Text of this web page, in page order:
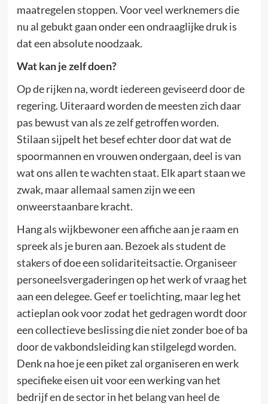
maatregelen stoppen. Voor veel werknemers die
nu al gebukt gaan onder een ondraaglijke druk is
dat een absolute noodzaak.
Wat kan je zelf doen?
Op de rijken na, wordt iedereen geviseerd door de
regering. Uiteraard worden de meesten zich daar
pas bewust van als ze zelf getroffen worden.
Stilaan sijpelt het besef echter door dat wat de
spoormannen en vrouwen ondergaan, deel is van
wat ons allen te wachten staat. Elk apart staan we
zwak, maar allemaal samen zijn we een
onweerstaanbare kracht.
Hang als wijkbewoner een affiche aan je raam en
spreek als je buren aan. Bezoek als student de
stakers of doe een solidariteitsactie. Organiseer
personeelsvergaderingen op het werk of vraag het
aan een delegee. Geef er toelichting, maar leg het
actieplan ook voor zodat het gedragen wordt door
een collectieve beslissing die niet zonder boe of ba
door de vakbondsleiding kan stilgelegd worden.
Denk na hoe je een piket zal organiseren en werk
specifieke eisen uit voor een werking van het
bedrijf en de sector in het belang van heel de